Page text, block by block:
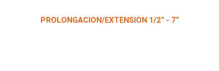
PROLONGACION/EXTENSION 1/2" - 7"